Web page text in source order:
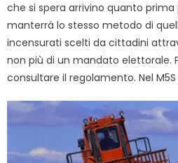
che si spera arrivino quanto prima
manterrà lo stesso metodo di
incensurati scelti da cittadini
non più di un mandato elettorale.
consultare il regolamento. Nel